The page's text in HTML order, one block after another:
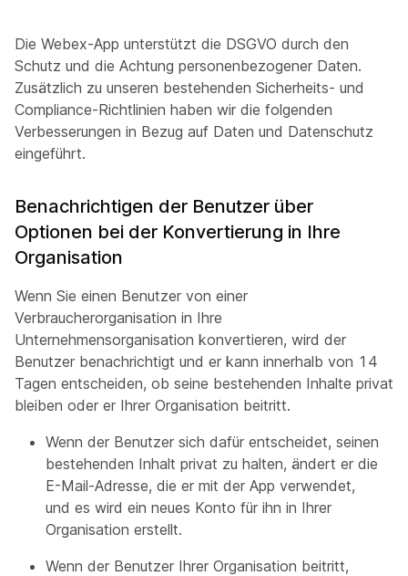
Die Webex-App unterstützt die DSGVO durch den
Schutz und die Achtung personenbezogener Daten.
Zusätzlich zu unseren bestehenden Sicherheits- und
Compliance-Richtlinien haben wir die folgenden
Verbesserungen in Bezug auf Daten und Datenschutz
eingeführt.
Benachrichtigen der Benutzer über
Optionen bei der Konvertierung in Ihre
Organisation
Wenn Sie einen Benutzer von einer
Verbraucherorganisation in Ihre
Unternehmensorganisation konvertieren, wird der
Benutzer benachrichtigt und er kann innerhalb von 14
Tagen entscheiden, ob seine bestehenden Inhalte privat
bleiben oder er Ihrer Organisation beitritt.
Wenn der Benutzer sich dafür entscheidet, seinen
bestehenden Inhalt privat zu halten, ändert er die
E-Mail-Adresse, die er mit der App verwendet,
und es wird ein neues Konto für ihn in Ihrer
Organisation erstellt.
Wenn der Benutzer Ihrer Organisation beitritt,